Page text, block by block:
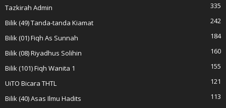
Tazkirah Admin
335
Bilik (49) Tanda-tanda Kiamat
242
Bilik (01) Fiqh As Sunnah
184
Bilik (08) Riyadhus Solihin
160
Bilik (101) Fiqh Wanita 1
155
UiTO Bicara THTL
121
Bilik (40) Asas Ilmu Hadits
113